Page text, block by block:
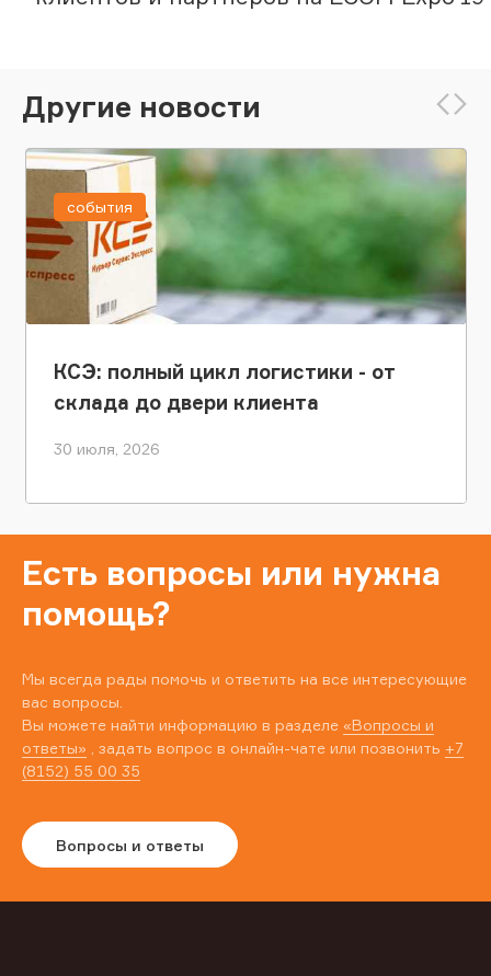
Другие новости
КСЭ: полный цикл логистики - от
склада до двери клиента
30 июля, 2026
события
Есть вопросы или нужна
помощь?
Мы всегда рады помочь и ответить на все интересующие
вас вопросы.
Вы можете найти информацию в разделе «Вопросы и
ответы» , задать вопрос в онлайн-чате или позвонить +7
(8152) 55 00 35
Вопросы и ответы